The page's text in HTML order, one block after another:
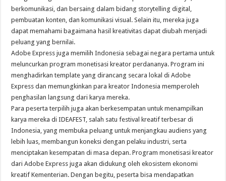
berkomunikasi, dan bersaing dalam bidang storytelling digital,
pembuatan konten, dan komunikasi visual. Selain itu, mereka juga
dapat memahami bagaimana hasil kreativitas dapat diubah menjadi
peluang yang bernilai.
Adobe Express juga memilih Indonesia sebagai negara pertama untuk
meluncurkan program monetisasi kreator perdananya. Program ini
menghadirkan template yang dirancang secara lokal di Adobe
Express dan memungkinkan para kreator Indonesia memperoleh
penghasilan langsung dari karya mereka.
Para peserta terpilih juga akan berkesempatan untuk menampilkan
karya mereka di IDEAFEST, salah satu festival kreatif terbesar di
Indonesia, yang membuka peluang untuk menjangkau audiens yang
lebih luas, membangun koneksi dengan pelaku industri, serta
menciptakan kesempatan di masa depan. Program monetisasi kreator
dari Adobe Express juga akan didukung oleh ekosistem ekonomi
kreatif Kementerian. Dengan begitu, peserta bisa mendapatkan